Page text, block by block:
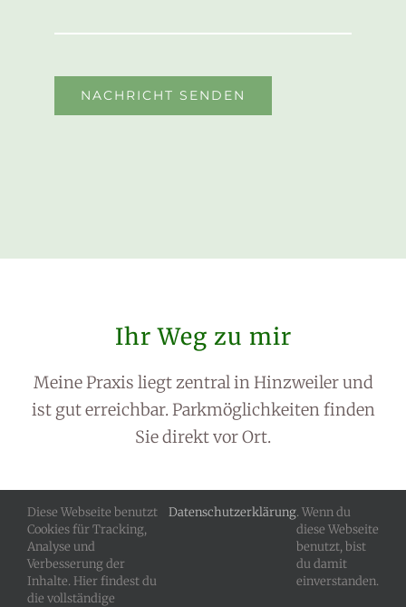
NACHRICHT SENDEN
Ihr Weg zu mir
Meine Praxis liegt zentral in Hinzweiler und
ist gut erreichbar. Parkmöglichkeiten finden
Sie direkt vor Ort.
© Copyright
2026 Physio- & Wohlfühloase • Rebecca Jung |
Diese Webseite benutzt
Cookies für Tracking,
Analyse und
Verbesserung der
Inhalte. Hier findest du
die vollständige
Datenschutzerklärung. Wenn du
diese Webseite
benutzt, bist
du damit
einverstanden.